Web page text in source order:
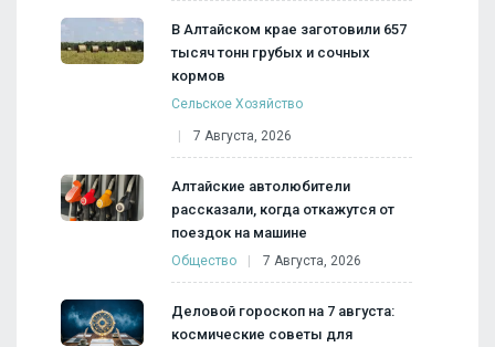
В Алтайском крае заготовили 657
тысяч тонн грубых и сочных
кормов
Сельское Хозяйство
7 Августа, 2026
Алтайские автолюбители
рассказали, когда откажутся от
поездок на машине
Общество 7 Августа, 2026
Деловой гороскоп на 7 августа:
космические советы для